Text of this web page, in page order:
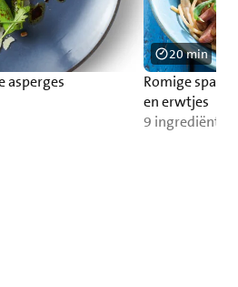
asperges
Romige
en erwtjes
9 ingrediënten
20 min